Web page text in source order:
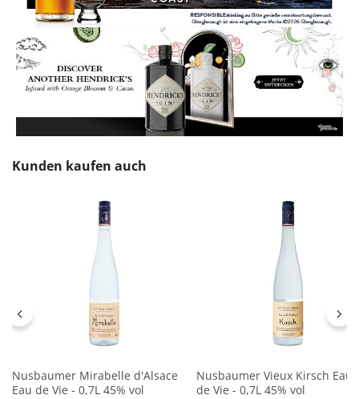
Produktgalerie überspringen
Kunden kaufen auch
Nusbaumer Mirabelle d'Alsace
Eau de Vie - 0,7L 45% vol
Nusbaumer Vieux Kirsch Eau
de Vie - 0,7L 45% vol